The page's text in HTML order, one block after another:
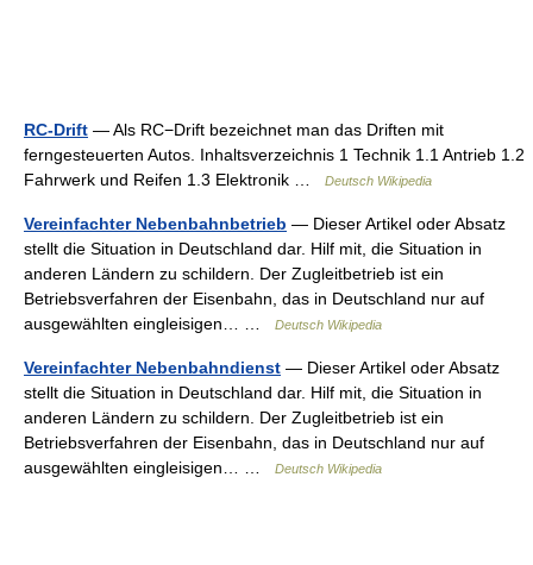
RC-Drift — Als RC−Drift bezeichnet man das Driften mit
ferngesteuerten Autos. Inhaltsverzeichnis 1 Technik 1.1 Antrieb 1.2
Fahrwerk und Reifen 1.3 Elektronik …
Deutsch Wikipedia
Vereinfachter Nebenbahnbetrieb — Dieser Artikel oder Absatz
stellt die Situation in Deutschland dar. Hilf mit, die Situation in
anderen Ländern zu schildern. Der Zugleitbetrieb ist ein
Betriebsverfahren der Eisenbahn, das in Deutschland nur auf
ausgewählten eingleisigen… …
Deutsch Wikipedia
Vereinfachter Nebenbahndienst — Dieser Artikel oder Absatz
stellt die Situation in Deutschland dar. Hilf mit, die Situation in
anderen Ländern zu schildern. Der Zugleitbetrieb ist ein
Betriebsverfahren der Eisenbahn, das in Deutschland nur auf
ausgewählten eingleisigen… …
Deutsch Wikipedia